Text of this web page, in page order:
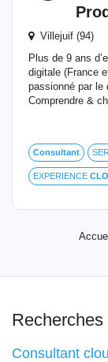
Villejuif (94)
Plus de 9 ans
digitale (France
passionné par le
Comprendre &
Consultant
EXPERIENCE
Consultant